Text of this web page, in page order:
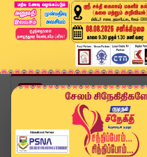
Home
வீடியோ ஸ்டோரி